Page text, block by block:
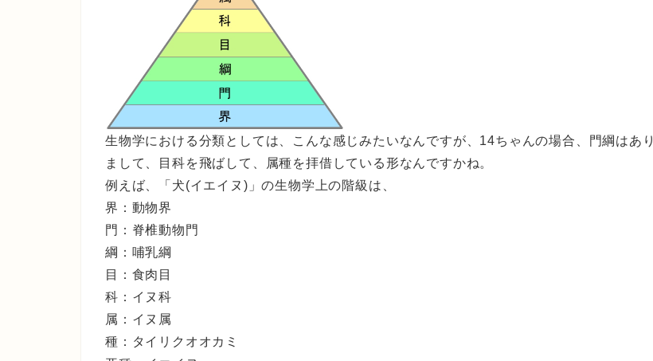
生物学における分類としては、こんな感じみたいなんですが、14ちゃんの場合、門綱はあり
まして、目科を飛ばして、属種を拝借している形なんですかね。
例えば、「犬(イエイヌ)」の生物学上の階級は、
界：動物界
門：脊椎動物門
綱：哺乳綱
目：食肉目
科：イヌ科
属：イヌ属
種：タイリクオオカミ